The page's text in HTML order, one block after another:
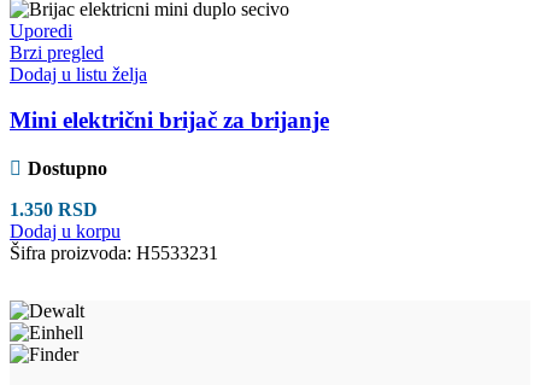
Uporedi
Brzi pregled
Dodaj u listu želja
Mini električni brijač za brijanje
Dostupno
1.350 RSD
Dodaj u korpu
Šifra proizvoda: H5533231